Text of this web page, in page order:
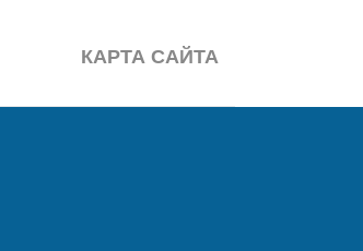
КАРТА САЙТА